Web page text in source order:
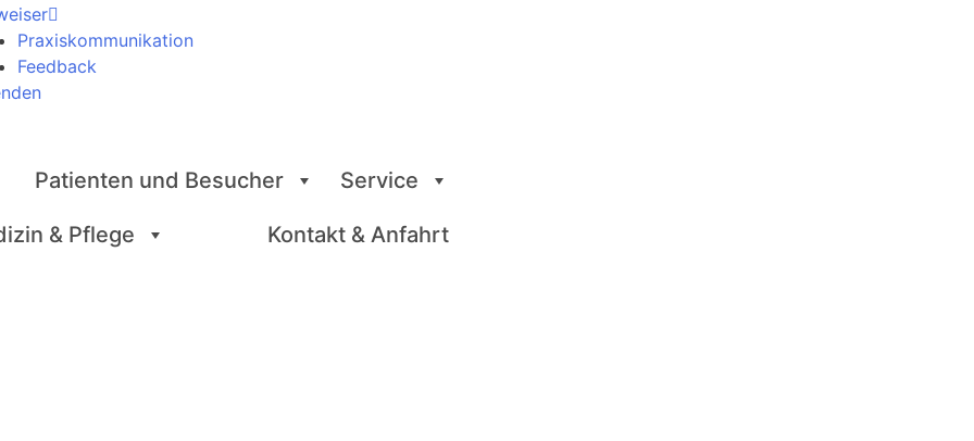
Praxiskommunikation
Feedback
Patienten und Besucher
& Pflege
Service
Kontakt & Anfahrt